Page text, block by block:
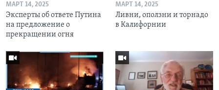
МАРТ 14, 2025
Эксперты об ответе Путина
на предложение о
прекращении огня
МАРТ 14, 2025
Ливни, оползни и торнадо
в Калифорнии